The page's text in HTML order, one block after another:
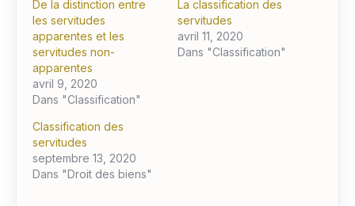
De la distinction entre
les servitudes
apparentes et les
servitudes non-
apparentes
avril 9, 2020
Dans "Classification"
La classification des
servitudes
avril 11, 2020
Dans "Classification"
Classification des
servitudes
septembre 13, 2020
Dans "Droit des biens"